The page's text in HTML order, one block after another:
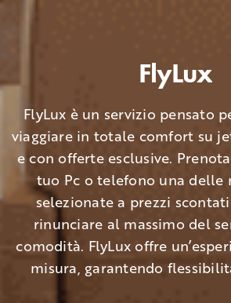
FlyLux
FlyLux è un servizio pensato
viaggiare in totale comfort su
e con offerte esclusive.
tuo Pc o telefono una delle
selezionate a prezzi
rinunciare al massimo del
comodità. FlyLux offre
misura, garantendo